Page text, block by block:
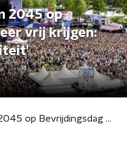
2045 op
vrij krijgen:
Waarom we pas in 2045 op Bevrijdingsdag weer vrij krijgen: 'Heeft geen prioriteit'